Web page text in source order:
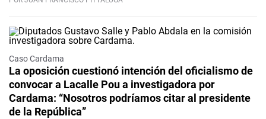
Caso Cardama
La oposición cuestionó intención del oficialismo de
convocar a Lacalle Pou a investigadora por
Cardama: “Nosotros podríamos citar al presidente
de la República”